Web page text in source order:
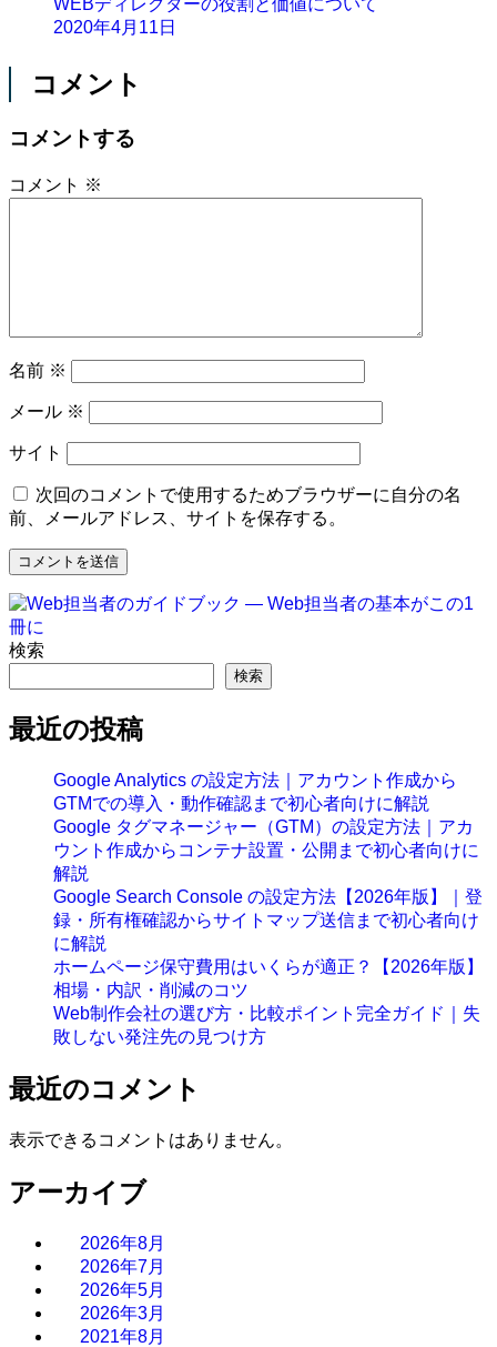
WEBディレクターの役割と価値について
2020年4月11日
コメント
コメントする
コメント ※
名前 ※
メール ※
サイト
次回のコメントで使用するためブラウザーに自分の名
前、メールアドレス、サイトを保存する。
検索
検索
最近の投稿
Google Analytics の設定方法｜アカウント作成から
GTMでの導入・動作確認まで初心者向けに解説
Google タグマネージャー（GTM）の設定方法｜アカ
ウント作成からコンテナ設置・公開まで初心者向けに
解説
Google Search Console の設定方法【2026年版】｜登
録・所有権確認からサイトマップ送信まで初心者向け
に解説
ホームページ保守費用はいくらが適正？【2026年版】
相場・内訳・削減のコツ
Web制作会社の選び方・比較ポイント完全ガイド｜失
敗しない発注先の見つけ方
最近のコメント
表示できるコメントはありません。
アーカイブ
2026年8月
2026年7月
2026年5月
2026年3月
2021年8月